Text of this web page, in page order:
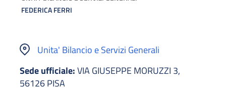
FEDERICA FERRI
Unita' Bilancio e Servizi Generali
Sede ufficiale:VIA GIUSEPPE MORUZZI 3,
56126 PISA